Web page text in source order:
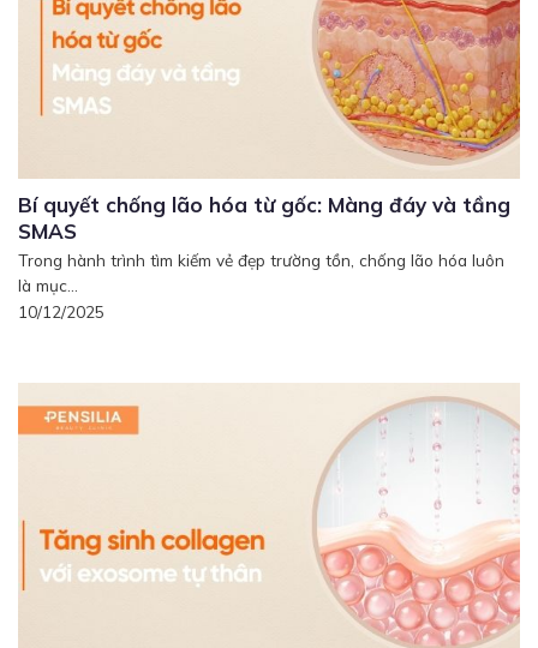
Bí quyết chống lão hóa từ gốc: Màng đáy và tầng
SMAS
Trong hành trình tìm kiếm vẻ đẹp trường tồn, chống lão hóa luôn
là mục...
10/12/2025